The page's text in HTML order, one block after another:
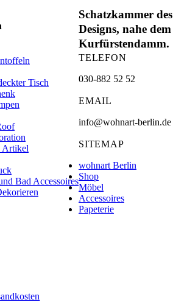
Tisch
Artikel
Bad Accessoires
Schatzkammer des
Designs, nahe dem
Kurfürstendamm.
TELEFON
030-882 52 52
EMAIL
info@wohnart-berlin.de
SITEMAP
wohnart Berlin
Shop
Möbel
Accessoires
Papeterie